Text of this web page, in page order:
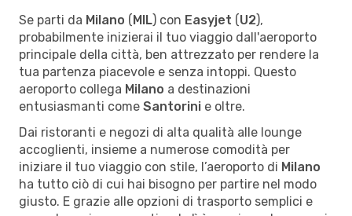
Se parti da Milano (MIL) con Easyjet (U2),
probabilmente inizierai il tuo viaggio dall'aeroporto
principale della città, ben attrezzato per rendere la
tua partenza piacevole e senza intoppi. Questo
aeroporto collega Milano a destinazioni
entusiasmanti come Santorini e oltre.
Dai ristoranti e negozi di alta qualità alle lounge
accoglienti, insieme a numerose comodità per
iniziare il tuo viaggio con stile, l’aeroporto di Milano
ha tutto ciò di cui hai bisogno per partire nel modo
giusto. E grazie alle opzioni di trasporto semplici e